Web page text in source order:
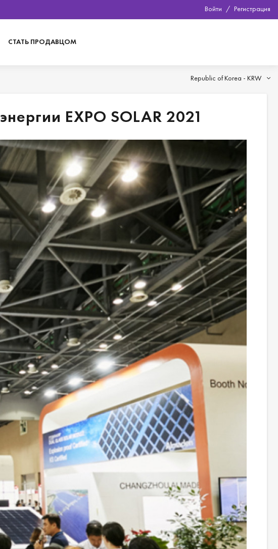
Войти / Регистрация
СТАТЬ ПРОДАВЦОМ
Republic of Korea - KRW
EXPO SOLAR 2021